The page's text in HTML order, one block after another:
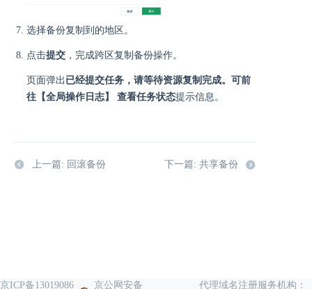
选择备份复制到的地区。
点击提交 ，完成跨区复制备份操作。
页面弹出 已经提交任务，请等待资源复制完成。可前
往【全局操作日志】 查看任务状态提示信息。
上一篇: 回滚备份 下一篇: 共享备份
京ICP备13019086 京公网安备 代理域名注册服务机构：